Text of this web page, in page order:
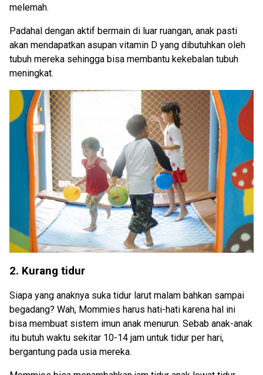
melemah.
Padahal dengan aktif bermain di luar ruangan, anak pasti
akan mendapatkan asupan vitamin D yang dibutuhkan oleh
tubuh mereka sehingga bisa membantu kekebalan tubuh
meningkat.
2. Kurang tidur
Siapa yang anaknya suka tidur larut malam bahkan sampai
begadang? Wah, Mommies harus hati-hati karena hal ini
bisa membuat sistem imun anak menurun. Sebab anak-anak
itu butuh waktu sekitar 10-14 jam untuk tidur per hari,
bergantung pada usia mereka.